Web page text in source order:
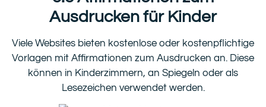
Ausdrucken für Kinder
Viele Websites bieten kostenlose oder kostenpflichtige
Vorlagen mit Affirmationen zum Ausdrucken an. Diese
können in Kinderzimmern, an Spiegeln oder als
Lesezeichen verwendet werden.